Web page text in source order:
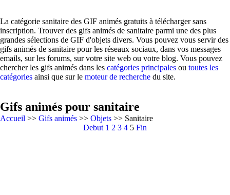
La catégorie sanitaire des GIF animés gratuits à télécharger sans
inscription. Trouver des gifs animés de sanitaire parmi une des plus
grandes sélections de GIF d'objets divers. Vous pouvez vous servir des
gifs animés de sanitaire pour les réseaux sociaux, dans vos messages
emails, sur les forums, sur votre site web ou votre blog. Vous pouvez
chercher les gifs animés dans les catégories principales ou toutes les
catégories ainsi que sur le moteur de recherche du site.
Gifs animés pour sanitaire
Accueil >> Gifs animés >> Objets >> Sanitaire
Debut 1 2 3 4 5 Fin